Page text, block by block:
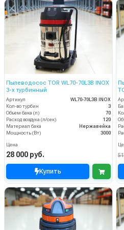
Пылеводосос TOR WL70-70L3B INOX
3-х турбинный
Артикул
WL70-70L3B INOX
Кол-во турбин
3
Объем бака (л)
70
Расход воздуха (л/сек)
120
Материал бака
Нержавейка
Мощность (Вт)
3000
Цена
28 000 руб.
Купить